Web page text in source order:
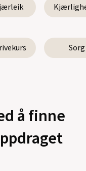
Sorg
å finne